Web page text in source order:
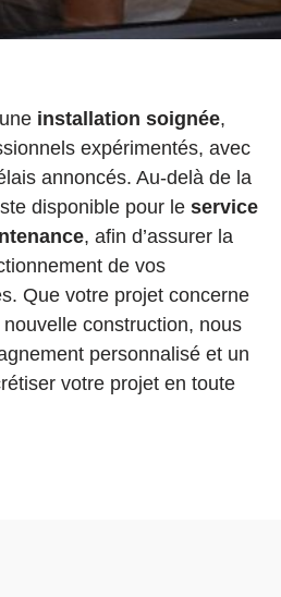
installation soignée,
expérimentés, avec
annoncés. Au-delà de la
disponible pour le service
, afin d’assurer la
de vos
Que votre projet concerne
construction, nous
personnalisé et un
votre projet en toute